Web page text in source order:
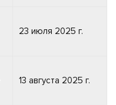
23 июля 2025 г.
13 августа 2025 г.